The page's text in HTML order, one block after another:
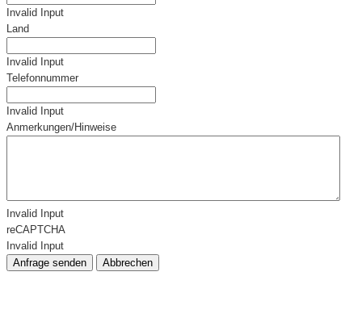
Invalid Input
Land
Invalid Input
Telefonnummer
Invalid Input
Anmerkungen/Hinweise
Invalid Input
reCAPTCHA
Invalid Input
Anfrage senden
Abbrechen